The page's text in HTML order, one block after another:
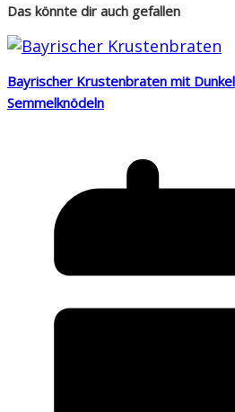
Das könnte dir auch gefallen
Bayrischer Krustenbraten mit
Semmelknödeln